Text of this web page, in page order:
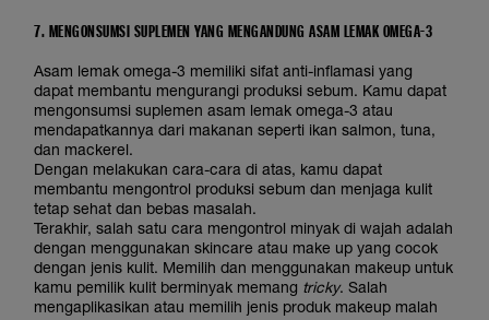
7. MENGONSUMSI SUPLEMEN YANG MENGANDUNG ASAM LEMAK OMEGA-3
Asam lemak omega-3 memiliki sifat anti-inflamasi yang
dapat membantu mengurangi produksi sebum. Kamu dapat
mengonsumsi suplemen asam lemak omega-3 atau
mendapatkannya dari makanan seperti ikan salmon, tuna,
dan mackerel.
Dengan melakukan cara-cara di atas, kamu dapat
membantu mengontrol produksi sebum dan menjaga kulit
tetap sehat dan bebas masalah.
Terakhir, salah satu cara mengontrol minyak di wajah adalah
dengan menggunakan skincare atau make up yang cocok
dengan jenis kulit. Memilih dan menggunakan makeup untuk
kamu pemilik kulit berminyak memang tricky. Salah
mengaplikasikan atau memilih jenis produk makeup malah